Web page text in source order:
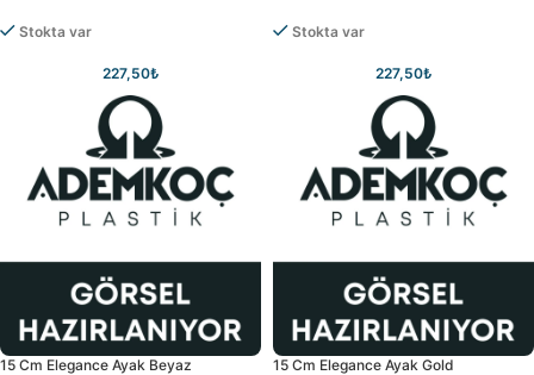
Stokta var
227,50₺
Stokta var
227,50₺
15 Cm Elegance Ayak Beyaz 15 Cm Elegance Ayak Gold